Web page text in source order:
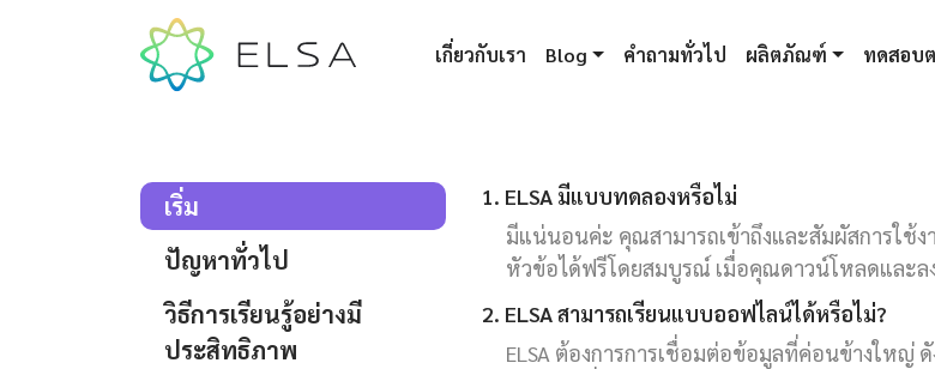
เกี่ยวกับเรา Blog คำถามทั่วไป ผลิตภัณฑ์ ทดสอบ
เริ่ม
ปัญหาทั่วไป
วิธีการเรียนรู้อย่างมี
ประสิทธิภาพ
1. ELSA มีแบบทดลองหรือไม่
มีแน่นอนค่ะ คุณสามารถเข้าถึงและสัมผัสการใช้
หัวข้อได้ฟรีโดยสมบูรณ์ เมื่อคุณดาวน์โหลดและล
2. ELSA สามารถเรียนแบบออฟไลน์ได้หรือไม่?
ELSA ต้องการการเชื่อมต่อข้อมูลที่ค่อนข้างใหญ่